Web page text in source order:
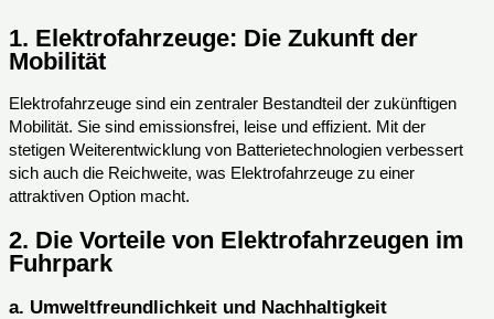
1. Elektrofahrzeuge: Die Zukunft der
Mobilität
Elektrofahrzeuge sind ein zentraler Bestandteil der zukünftigen
Mobilität. Sie sind emissionsfrei, leise und effizient. Mit der
stetigen Weiterentwicklung von Batterietechnologien verbessert
sich auch die Reichweite, was Elektrofahrzeuge zu einer
attraktiven Option macht.
2. Die Vorteile von Elektrofahrzeugen im
Fuhrpark
a. Umweltfreundlichkeit und Nachhaltigkeit